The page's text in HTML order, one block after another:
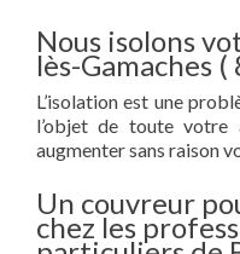
Nous isolons
lès-Gamaches
L’isolation est une
l’objet de toute
augmenter sans raison
Un couvreur
chez les